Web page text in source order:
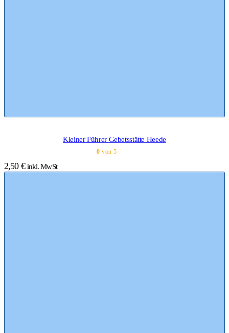
Kleiner Führer Gebetsstätte Heede
0 von 5
2,50 € inkl. MwSt